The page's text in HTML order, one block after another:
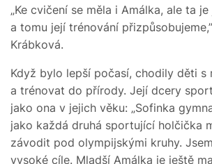
„Ke cvičení se měla i Amálka, ale ta
a tomu její trénování
Krábková.
Když bylo lepší počasí, chodily děti s
a trénovat do přírody. Její dcery
jako ona v jejich věku: „Sofinka
jako každá druhá sportující holčička
závodit pod olympijskými kruhy.
vysoké cíle. Mladší Amálka je ještě